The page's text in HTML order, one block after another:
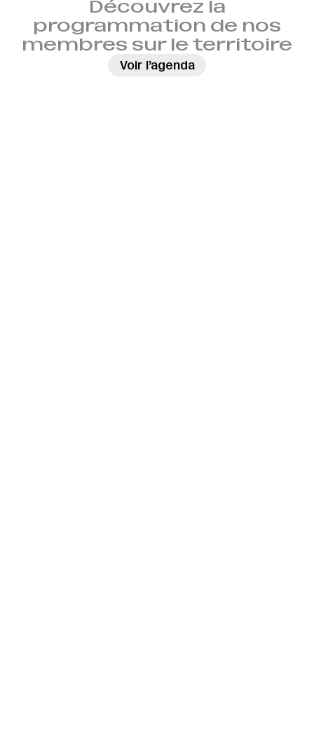
Découvrez la
programmation de nos
membres sur le territoire
Voir l’agenda